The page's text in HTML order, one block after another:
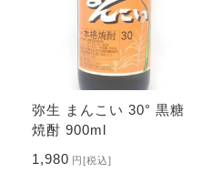
弥生 まんこい 30° 黒糖
焼酎 900ml
1,980 円[税込]